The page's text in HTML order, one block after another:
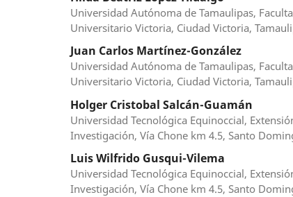
Universidad Autónoma de Tamaulipas,
Universitario Victoria, Ciudad Victoria,
Juan Carlos Martínez-González
Universidad Autónoma de Tamaulipas,
Universitario Victoria, Ciudad Victoria,
Holger Cristobal Salcán-Guamán
Universidad Tecnológica Equinoccial,
Investigación, Vía Chone km 4.5, Santo
Luis Wilfrido Gusqui-Vilema
Universidad Tecnológica Equinoccial,
Investigación, Vía Chone km 4.5, Santo